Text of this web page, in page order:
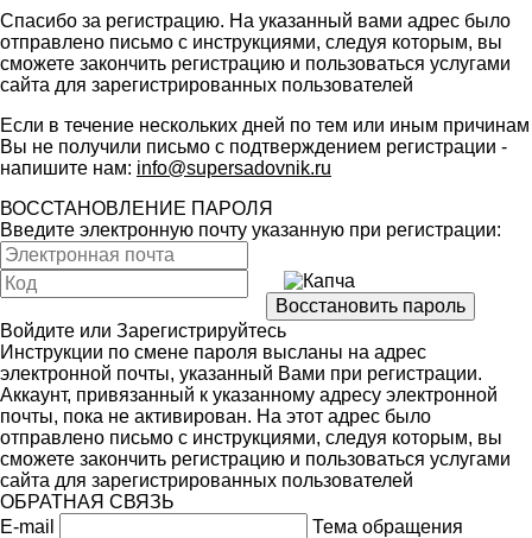
Спасибо за регистрацию. На указанный вами адрес было
отправлено письмо с инструкциями, следуя которым, вы
сможете закончить регистрацию и пользоваться услугами
сайта для зарегистрированных пользователей
Если в течение нескольких дней по тем или иным причинам
Вы не получили письмо с подтверждением регистрации -
напишите нам: info@supersadovnik.ru
ВОССТАНОВЛЕНИЕ ПАРОЛЯ
Введите электронную почту указанную при регистрации:
Войдите или Зарегистрируйтесь
Инструкции по смене пароля высланы на адрес
электронной почты, указанный Вами при регистрации.
Аккаунт, привязанный к указанному адресу электронной
почты, пока не активирован. На этот адрес было
отправлено письмо с инструкциями, следуя которым, вы
сможете закончить регистрацию и пользоваться услугами
сайта для зарегистрированных пользователей
ОБРАТНАЯ СВЯЗЬ
E-mail
Тема обращения